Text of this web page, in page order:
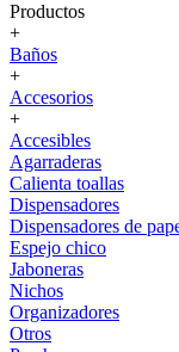
Productos
+
Baños
+
Accesorios
+
Accesibles
Agarraderas
Calienta toallas
Dispensadores
Dispensadores de
Espejo chico
Jaboneras
Nichos
Organizadores
Otros